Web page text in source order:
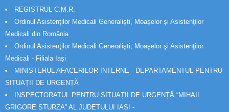
REGISTRUL C.M.R.
Ordinul Asistenţilor Medicali Generalişti, Moaşelor şi Asistenţilor
Medicali din România
Ordinul Asistenţilor Medicali Generalişti, Moaşelor şi Asistenţilor
Medicali - Filiala Iași
MINISTERUL AFACERILOR INTERNE - DEPARTAMENTUL PENTRU
SITUAȚII DE URGENȚĂ
INSPECTORATUL PENTRU SITUAȚII DE URGENȚĂ “MIHAIL
GRIGORE STURZA” AL JUDETULUI IAȘI -